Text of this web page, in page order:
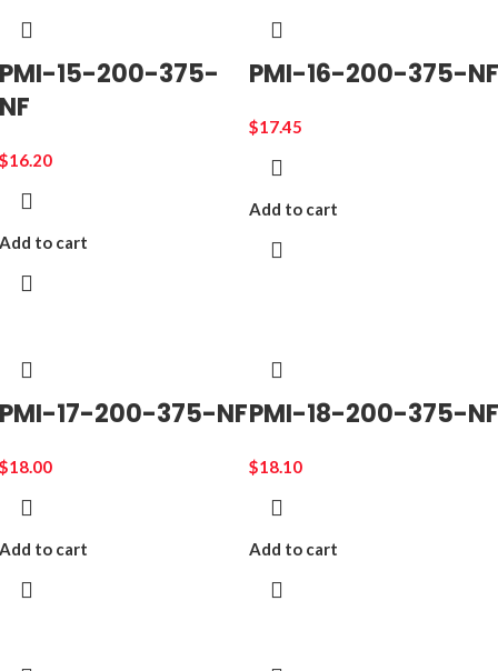
PMI-15-200-375-
NF
$16.20
Add to cart
PMI-16-200-375-NF
$17.45
Add to cart
PMI-17-200-375-NF
$18.00
Add to cart
PMI-18-200-375-NF
$18.10
Add to cart